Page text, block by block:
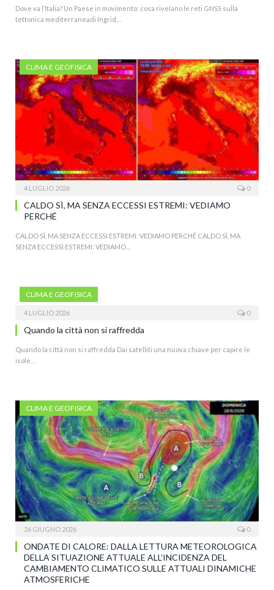
Dove va l’Italia? Un Paese in movimento: cosa rivelano le reti GNSS sulla
tettonica mediterraneadi Ingrid…
CLIMA E GEOFISICA
4 LUGLIO 2026 0
CALDO SÌ, MA SENZA ECCESSI ESTREMI: VEDIAMO
PERCHÉ
CALDO SÌ, MA SENZA ECCESSI ESTREMI: VEDIAMO PERCHÉ CALDO SÌ, MA
SENZA ECCESSI ESTREMI: VEDIAMO…
CLIMA E GEOFISICA
4 LUGLIO 2026 0
Quando la città non si raffredda
Quando la città non si raffredda Dai satelliti una nuova chiave per capire le
isole…
CLIMA E GEOFISICA
26 GIUGNO 2026 0
ONDATE DI CALORE: DALLA LETTURA METEOROLOGICA
DELLA SITUAZIONE ATTUALE ALL’INCIDENZA DEL
CAMBIAMENTO CLIMATICO SULLE ATTUALI DINAMICHE
ATMOSFERICHE